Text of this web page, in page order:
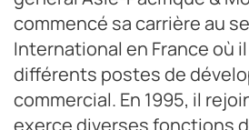
commencé sa carrière au
International en France où
différents postes de
commercial. En 1995, il
exerce diverses fonctions